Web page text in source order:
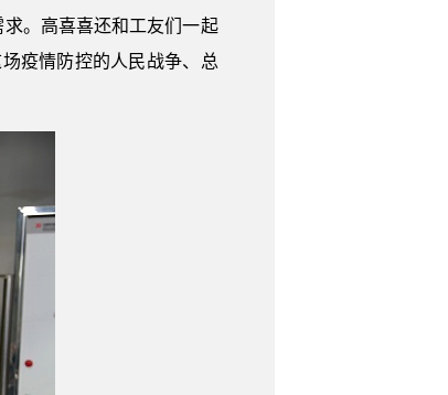
。高喜喜还和工友们一起
疫情防控的人民战争、总